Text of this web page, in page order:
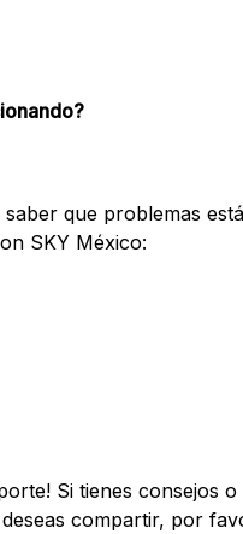
que problemas
SKY México:
Si tienes consejos o
compartir, por